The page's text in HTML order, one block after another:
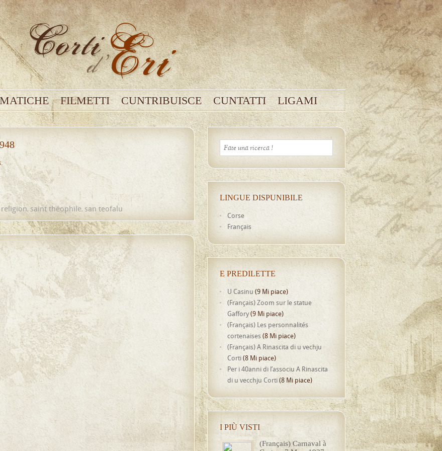
FILMETTI CUNTRIBUISCE CUNTATTI LIGAMI
.
religion, saint théophile, san teofalu
LINGUE DISPUNIBILE
Corse
Français
E PREDILETTE
U Casinu (9 Mi piace)
(Français) Zoom sur le statue
Gaffory(9 Mi piace)
(Français) Les personnalités
cortenaises(8 Mi piace)
(Français) A Rinascita di u vechju
Corti(8 Mi piace)
Per i 40anni di l’associu A Rinascita
di u vecchju Corti(8 Mi piace)
I PIÙ VISTI
(Français) Carnaval à